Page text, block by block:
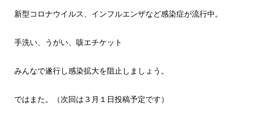
新型コロナウイルス、インフルエンザなど感染症が流行中。
手洗い、うがい、咳エチケット
みんなで遂行し感染拡大を阻止しましょう。
ではまた。（次回は３月１日投稿予定です）